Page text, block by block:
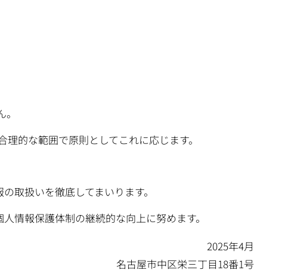
的な範囲で原則としてこれに応じます。
取扱いを徹底してまいります。
情報保護体制の継続的な向上に努めます。
2025年4月
名古屋市中区栄三丁目18番1号